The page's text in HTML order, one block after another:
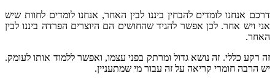
דרכם אנחנו לומדים להבחין ביננו לבין האחר, אנחנו לומדים לחוות שיש
אני ויש אחר. לכן אפשר להגיד שהחושים הם היוצרים הפרדה ביננו לבין
האחר.
זה רקע כללי. זה נושא גדול ומרתק בפני עצמו, ואפשר ללמוד אותו לעומק.
יש הרבה חומרי קריאה על זה עבור מי שמתעניין.